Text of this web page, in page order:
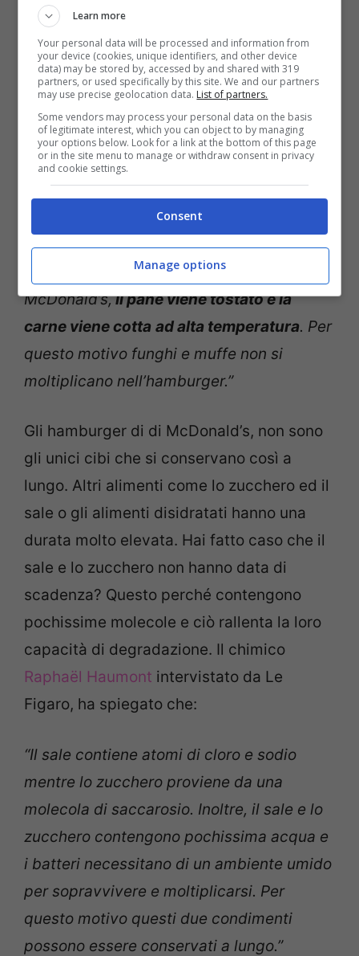
Warriner,
di scienze alimentari e garanzia della
qualità dell’l’Università di Guelph,ha
spiegato che:
“Le patatine e la carne di McDonald’s sono
come qualsiasi altro cibo, e marcirebbe nel
caso venisse conservato in determinate
condizioni. In realtà,muffa e funghi
prosperano in un ambiente umido. Da
McDonald’s,il pane viene tostato e la
carne viene cotta ad alta temperatura. Per
questo motivo funghi e muffe non si
moltiplicano nell’hamburger.”
Gli hamburger di di McDonald’s, non sono
gli unici cibi che si conservano così a
lungo. Altri alimenti come lo zucchero ed il
sale o gli alimenti disidratati hanno una
durata molto elevata. Hai fatto caso che il
sale e lo zucchero non hanno data di
scadenza? Questo perché contengono
pochissime molecole e ciò rallenta la loro
capacità di degradazione. Il chimico
Raphaël Haumont intervistato da Le
Figaro, ha spiegato che:
“Il sale contiene atomi di cloro e sodio
mentre lo zucchero proviene da una
molecola di saccarosio. Inoltre, il sale e lo
zucchero contengono pochissima acqua e
i batteri necessitano di un ambiente umido
per sopravvivere e moltiplicarsi. Per
questo motivo questi due condimenti
possono essere conservati a lungo.”
Learn more
Your personal data will be processed and information from
your device (cookies, unique identifiers, and other device
data) may be stored by, accessed by and shared with 319
partners, or used specifically by this site. We and our partners
may use precise geolocation data. List of partners.
Some vendors may process your personal data on the basis
of legitimate interest, which you can object to by managing
your options below. Look for a link at the bottom of this page
or in the site menu to manage or withdraw consent in privacy
and cookie settings.
Consent
Manage options